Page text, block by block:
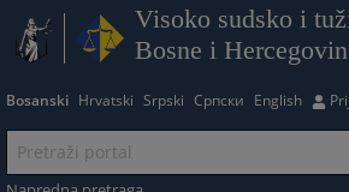
Visoko sudsko i
Bosne i
Bosanski Hrvatski Srpski Српски English